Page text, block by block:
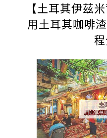
【土耳其伊茲
用土耳其咖啡